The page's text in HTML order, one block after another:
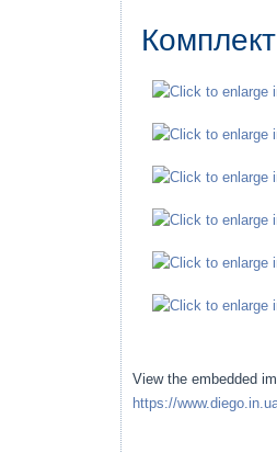
View the embedded
https://